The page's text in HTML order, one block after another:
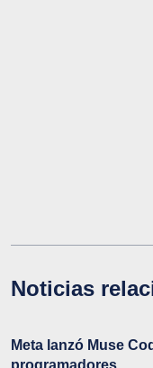
Noticias
Meta lanzó Muse
programadores